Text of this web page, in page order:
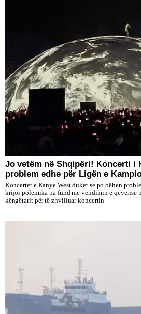
Jo vetëm në Shqipëri! Koncerti i
problem edhe për Ligën e
Koncertet e Kanye West duket se po bëhen
krijoi polemika pa fund me vendimin e qeverisë
këngëtarit për të zhvilluar koncertin